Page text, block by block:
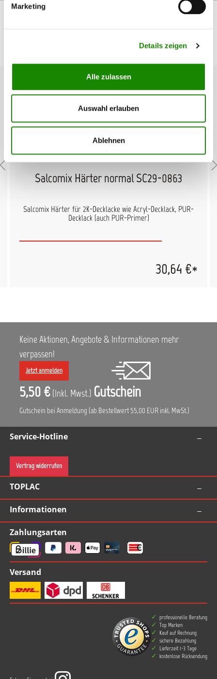
Marketing
Details zeigen
Alle zulassen
Auswahl erlauben
Ablehnen
Salcomix Härter normal SC29-0863
Salcomix Härter für 2K-Decklacke wie Acryl-Decklack, PUR-
Decklack (auch PUR-Primer)
30,64 €*
Keine Aktionen, Angebote & Informationen mehr
verpassen!
Jetzt anmelden
5,50 € (Inkl. Mwst.) Gutschein
Gutschein bei Anmeldung (ab Bestellwert 55,00 EUR inkl. MwSt.)
Service-Hotline
Vertrag widerrufen
TOPLAC
Informationen
Zahlungsarten
Versand
professionelle Beratung
Top Marken
Kauf auf Rechnung
sichere Bezahlung
Lieferzeit 1-3 Tage
kostenlose Rücksendung